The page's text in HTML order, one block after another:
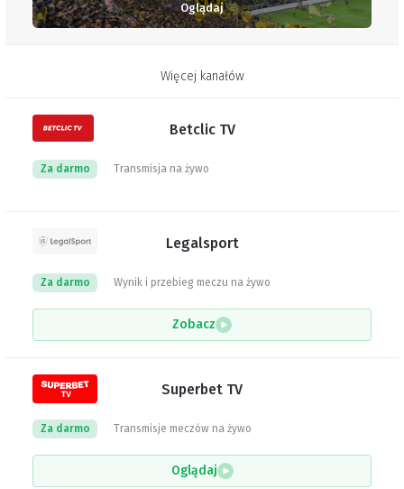
Oglądaj
Więcej kanałów
Betclic TV
Transmisja na żywo
Za darmo
Legalsport
Wynik i przebieg meczu na żywo
Za darmo
Zobacz
Superbet TV
Transmisje meczów na żywo
Za darmo
Oglądaj